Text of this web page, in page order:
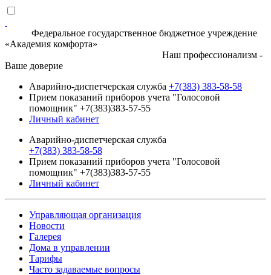
Федеральное государственное бюджетное учреждение
«Академия комфорта»
Наш профессионализм -
Ваше доверие
Аварийно-диспетчерская служба +7(383) 383-58-58
Прием показаний приборов учета "Голосовой
помощник" +7(383)383-57-55
Личный кабинет
Аварийно-диспетчерская служба
+7(383) 383-58-58
Прием показаний приборов учета "Голосовой
помощник" +7(383)383-57-55
Личный кабинет
Управляющая организация
Новости
Галерея
Дома в управлении
Тарифы
Часто задаваемые вопросы